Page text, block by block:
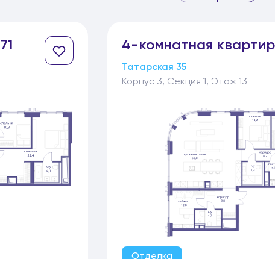
4-комнатная
Татарская 35
Корпус 3, Секция 1, Этаж 13
Отделка